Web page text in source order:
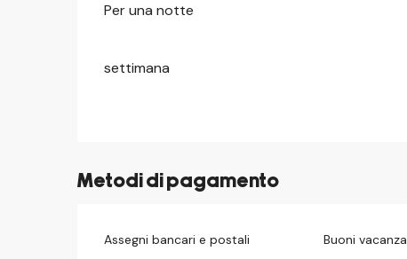
Tariffe 2026
Per una notte
settimana
Metodi di pagamento
Assegni bancari e postali Buoni vacanza